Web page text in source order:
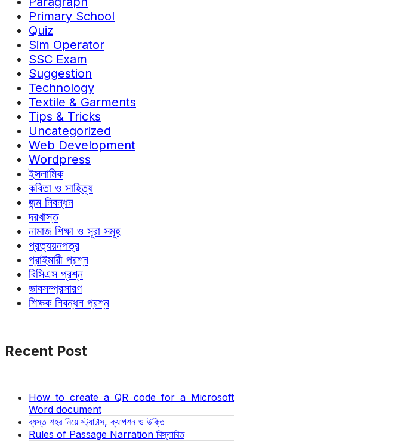
Primary School
Quiz
Sim Operator
SSC Exam
Suggestion
Technology
Textile & Garments
Tips & Tricks
Uncategorized
Web Development
Wordpress
ইসলামিক
কবিতা ও সাহিত্য
জন্ম নিবন্ধন
দরখাস্ত
নামাজ শিক্ষা ও সূরা সমূহ
প্রত্যয়নপত্র
প্রাইমারী প্রশ্ন
বিসিএস প্রশ্ন
ভাবসম্প্রসারণ
শিক্ষক নিবন্ধন প্রশ্ন
Recent Post
How to create a QR code for a Microsoft
Word document
ব্যস্ত শহর নিয়ে স্ট্যাটাস, ক্যাপশন ও উক্তি
Rules of Passage Narration বিস্তারিত